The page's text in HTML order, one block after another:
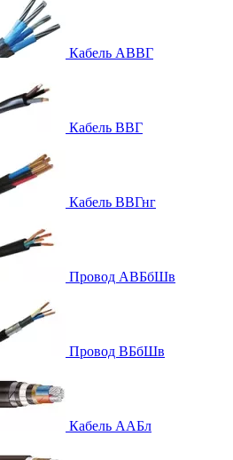
Кабель АВВГ
Кабель ВВГ
Кабель ВВГнг
Провод АВБбШв
Провод ВБбШв
Кабель ААБл